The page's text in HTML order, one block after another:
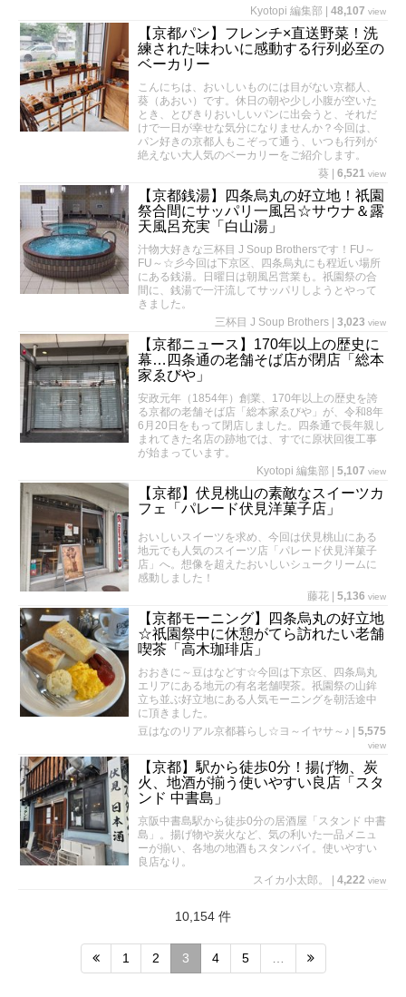
Kyotopi 編集部
48,107 view
【京都パン】フレンチ×直送野菜！洗
練された味わいに感動する行列必至の
ベーカリー
こんにちは、おいしいものには目がない京都人、
葵（あおい）です。休日の朝や少し小腹が空いた
とき、とびきりおいしいパンに出会うと、それだ
けで一日が幸せな気分になりませんか？今回は、
パン好きの京都人もこぞって通う、いつも行列が
絶えない大人気のベーカリーをご紹介します。
葵
6,521 view
【京都銭湯】四条烏丸の好立地！祇園
祭合間にサッパリ一風呂☆サウナ＆露
天風呂充実「白山湯」
汁物大好きな三杯目 J Soup Brothersです！FU～
FU～☆彡今回は下京区、四条烏丸にも程近い場所
にある銭湯。日曜日は朝風呂営業も。祇園祭の合
間に、銭湯で一汗流してサッパリしようとやって
きました。
三杯目 J Soup Brothers
3,023 view
【京都ニュース】170年以上の歴史に
幕…四条通の老舗そば店が閉店「総本
家ゑびや」
安政元年（1854年）創業、170年以上の歴史を誇
る京都の老舗そば店「総本家ゑびや」が、令和8年
6月20日をもって閉店しました。四条通で長年親し
まれてきた名店の跡地では、すでに原状回復工事
が始まっています。
Kyotopi 編集部
5,107 view
【京都】伏見桃山の素敵なスイーツカ
フェ「パレード伏見洋菓子店」
おいしいスイーツを求め、今回は伏見桃山にある
地元でも人気のスイーツ店「パレード伏見洋菓子
店」へ。想像を超えたおいしいシュークリームに
感動しました！
藤花
5,136 view
【京都モーニング】四条烏丸の好立地
☆祇園祭中に休憩がてら訪れたい老舗
喫茶「高木珈琲店」
おおきに～豆はなどす☆今回は下京区、四条烏丸
エリアにある地元の有名老舗喫茶。祇園祭の山鉾
立ち並ぶ好立地にある人気モーニングを朝活途中
に頂きました。
豆はなのリアル京都暮らし☆ヨ～イヤサ～♪
5,575
view
【京都】駅から徒歩0分！揚げ物、炭
火、地酒が揃う使いやすい良店「スタ
ンド 中書島」
京阪中書島駅から徒歩0分の居酒屋「スタンド 中書
島」。揚げ物や炭火など、気の利いた一品メニュ
ーが揃い、各地の地酒もスタンバイ。使いやすい
良店なり。
スイカ小太郎。
4,222 view
10,154 件
1 2 3 4 5